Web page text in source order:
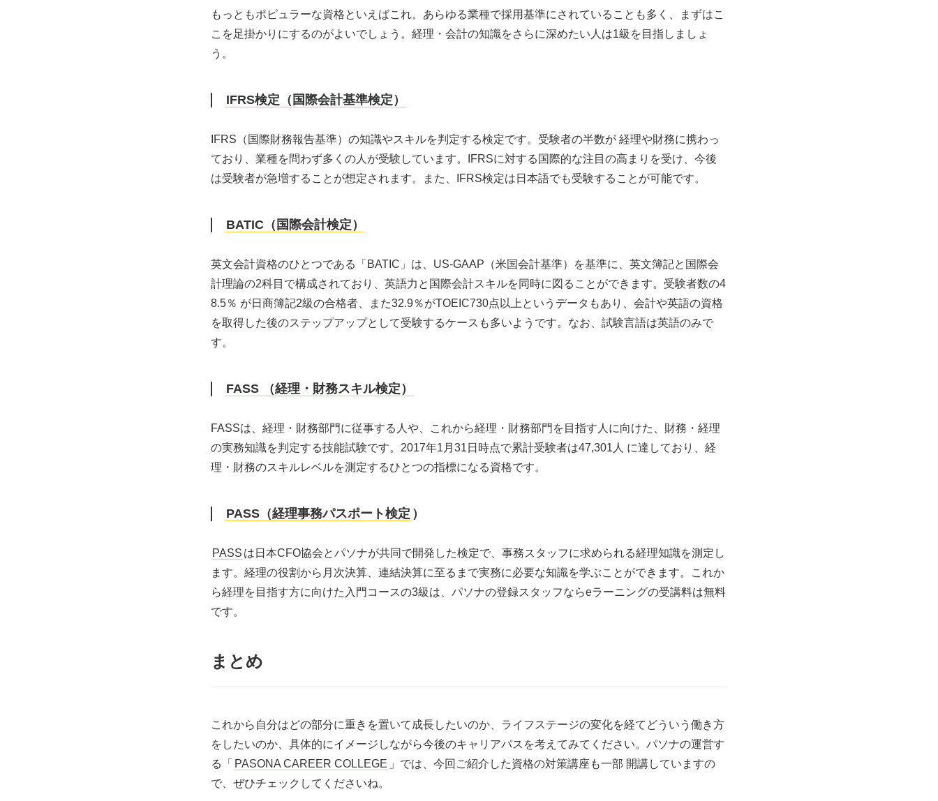
もっともポピュラーな資格といえばこれ。あらゆる業種で採用基準にされていることも多く、まずはこ
こを足掛かりにするのがよいでしょう。経理・会計の知識をさらに深めたい人は1級を目指しましょ
う。
IFRS検定（国際会計基準検定）
IFRS（国際財務報告基準）の知識やスキルを判定する検定です。受験者の半数が 経理や財務に携わっ
ており、業種を問わず多くの人が受験しています。IFRSに対する国際的な注目の高まりを受け、今後
は受験者が急増することが想定されます。また、IFRS検定は日本語でも受験することが可能です。
BATIC（国際会計検定）
英文会計資格のひとつである「BATIC」は、US-GAAP（米国会計基準）を基準に、英文簿記と国際会
計理論の2科目で構成されており、英語力と国際会計スキルを同時に図ることができます。受験者数の4
8.5％ が日商簿記2級の合格者、また32.9％がTOEIC730点以上というデータもあり、会計や英語の資格
を取得した後のステップアップとして受験するケースも多いようです。なお、試験言語は英語のみで
す。
FASS （経理・財務スキル検定）
FASSは、経理・財務部門に従事する人や、これから経理・財務部門を目指す人に向けた、財務・経理
の実務知識を判定する技能試験です。2017年1月31日時点で累計受験者は47,301人 に達しており、経
理・財務のスキルレベルを測定するひとつの指標になる資格です。
PASS（経理事務パスポート検定 ）
PASS は日本CFO協会とパソナが共同で開発した検定で、事務スタッフに求められる経理知識を測定し
ます。経理の役割から月次決算、連結決算に至るまで実務に必要な知識を学ぶことができます。これか
ら経理を目指す方に向けた入門コースの3級は、パソナの登録スタッフならeラーニングの受講料は無料
です。
まとめ
これから自分はどの部分に重きを置いて成長したいのか、ライフステージの変化を経てどういう働き方
をしたいのか、具体的にイメージしながら今後のキャリアパスを考えてみてください。パソナの運営す
る「 PASONA CAREER COLLEGE 」では、今回ご紹介した資格の対策講座も一部 開講していますの
で、ぜひチェックしてくださいね。